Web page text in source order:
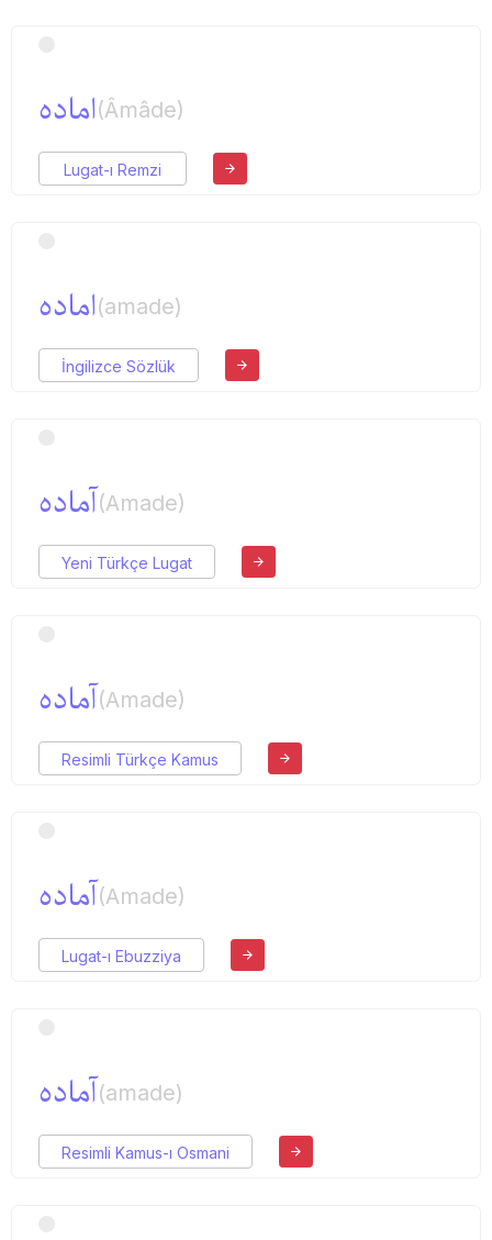
اماده(Âmâde)
Lugat-ı Remzi
اماده(amade)
İngilizce Sözlük
آماده(Amade)
Yeni Türkçe Lugat
آماده(Amade)
Resimli Türkçe Kamus
آماده(Amade)
Lugat-ı Ebuzziya
آماده(amade)
Resimli Kamus-ı Osmani